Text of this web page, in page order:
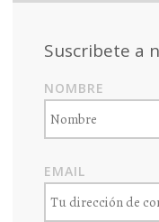
Suscribete a
NOMBRE
EMAIL